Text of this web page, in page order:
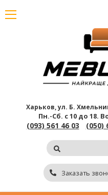
Харьков, ул. Б.
Пн.-Сб. с 10 до 18.
(093) 561 46 03 (050)
Заказать
В